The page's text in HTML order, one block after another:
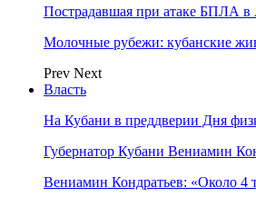
Пострадавшая при атаке БПЛА в
Молочные рубежи: кубанские
Prev Next
Власть
На Кубани в преддверии Дня
Губернатор Кубани Вениамин
Вениамин Кондратьев: «Около 4